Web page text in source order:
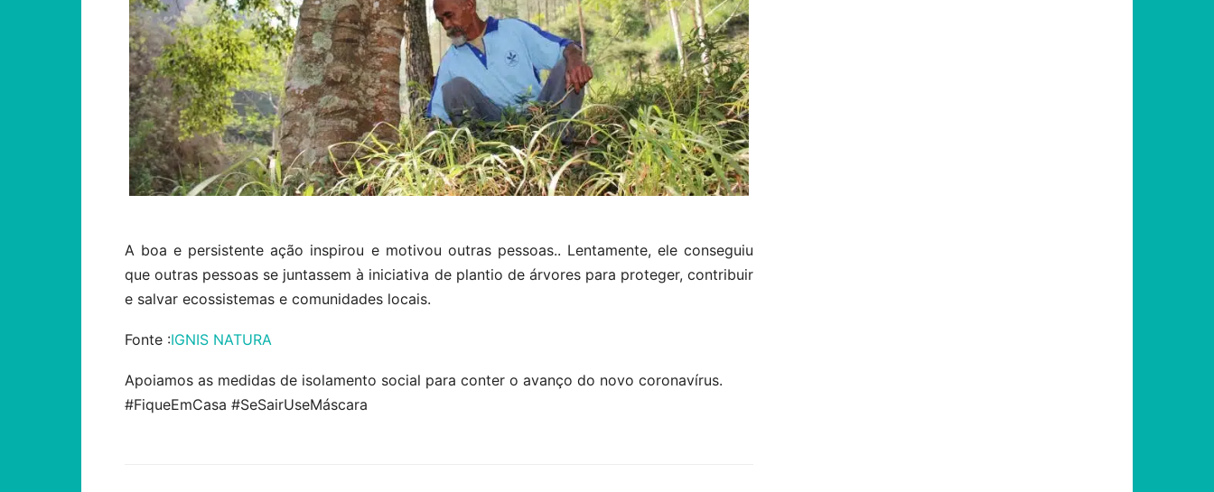
A boa e persistente ação inspirou e motivou outras pessoas.. Lentamente, ele conseguiu
que outras pessoas se juntassem à iniciativa de plantio de árvores para proteger, contribuir
e salvar ecossistemas e comunidades locais.
Fonte :IGNIS NATURA
Apoiamos as medidas de isolamento social para conter o avanço do novo coronavírus.
#FiqueEmCasa #SeSairUseMáscara